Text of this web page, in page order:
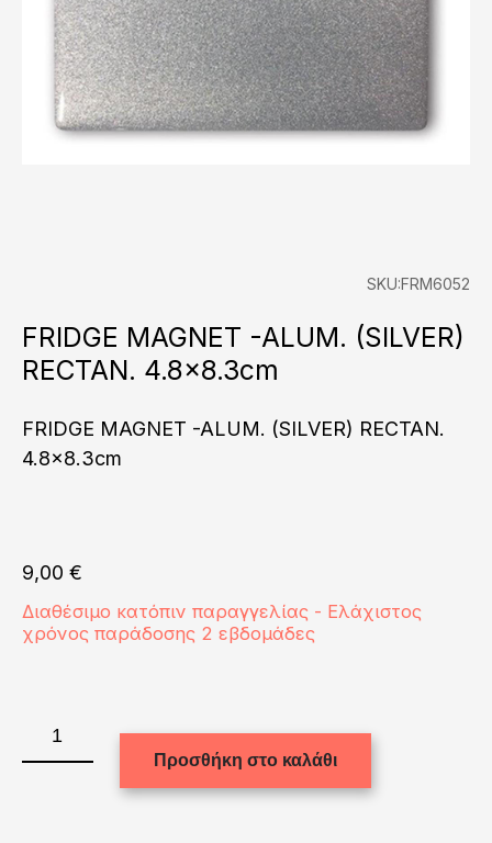
SKU:FRM6052
FRIDGE MAGNET -ALUM. (SILVER)
RECTAN. 4.8×8.3cm
FRIDGE MAGNET -ALUM. (SILVER) RECTAN.
4.8x8.3cm
9,00 €
Διαθέσιμο κατόπιν παραγγελίας - Ελάχιστος
χρόνος παράδοσης 2 εβδομάδες
MAGNET
-
Προσθήκη στο καλάθι